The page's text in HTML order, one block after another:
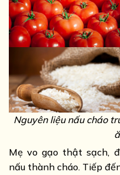
Nguyên liệu nấu cháo
Mẹ vo gạo thật sạch,
nấu thành cháo. Tiếp